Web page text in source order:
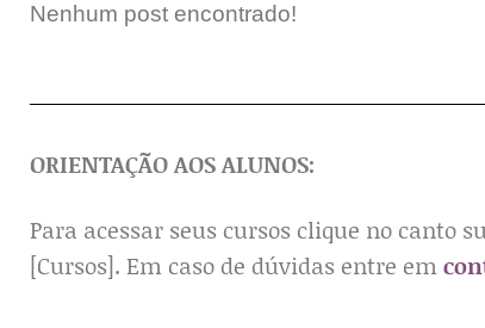
Nenhum post encontrado!
ORIENTAÇÃO AOS ALUNOS:
Para acessar seus cursos clique no canto
[Cursos]. Em caso de dúvidas entre em